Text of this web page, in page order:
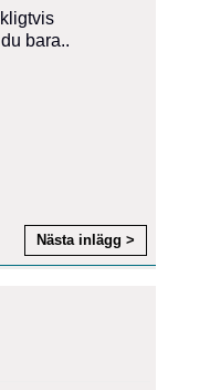
bara..
Nästa inlägg >